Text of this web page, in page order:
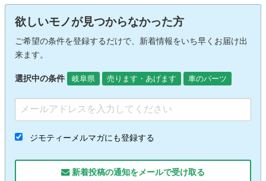
欲しいモノが見つからなかった方
ご希望の条件を登録するだけで、新着情報をいち早くお届け出
来ます。
選択中の条件 岐阜県 売ります・あげます 車のパーツ
ジモティーメルマガにも登録する
新着投稿の通知をメールで受け取る